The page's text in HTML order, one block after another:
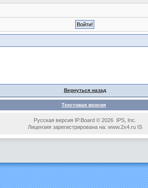
Вернуться назад
Текстовая версия
Русская версия IP.Board © 2026 IPS, Inc.
Лицензия зарегистрирована на: www.2x4.ru IS